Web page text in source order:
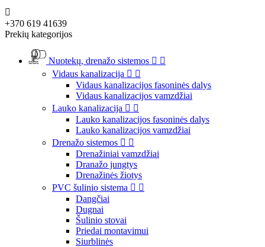

+370 619 41639
Prekių kategorijos
Nuotekų, drenažo sistemos  
Vidaus kanalizacija  
Vidaus kanalizacijos fasoninės dalys
Vidaus kanalizacijos vamzdžiai
Lauko kanalizacija  
Lauko kanalizacijos fasoninės dalys
Lauko kanalizacijos vamzdžiai
Drenažo sistemos  
Drenažiniai vamzdžiai
Dranažo jungtys
Drenažinės žiotys
PVC šulinio sistema  
Dangčiai
Dugnai
Šulinio stovai
Priedai montavimui
Siurblinės